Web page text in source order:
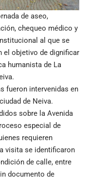
de aseo,
chequeo médico y
al que se
el objetivo de dignificar
humanista de La
fueron intervenidas en
de Neiva.
sobre la Avenida
especial de
requieren
visita se identificaron
de calle, entre
documento de